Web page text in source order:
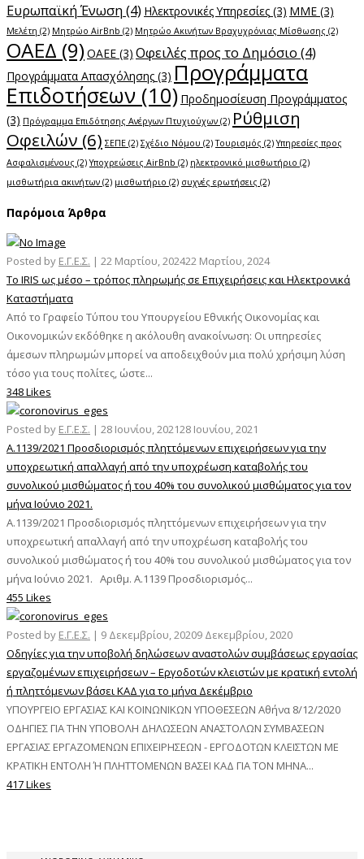
Ευρωπαϊκή Ένωση(4) Ηλεκτρονικές Υπηρεσίες (3) ΜΜΕ (3)
Μελέτη (2) Μητρώο AirBnb (2) Μητρώο Ακινήτων Βραχυχρόνιας Μίσθωσης (2)
ΟΑΕΔ (9) ΟΑΕΕ (3) Οφειλές προς το Δημόσιο (4)
Προγράμματα Απασχόλησης (3) Προγράμματα
Επιδοτήσεων (10) Προδημοσίευση Προγράμματος
(3) Πρόγραμμα Επιδότησης Ανέργων Πτυχιούχων (2) Ρύθμιση
Οφειλών (6) ΣΕΠΕ (2) Σχέδιο Νόμου (2) Τουρισμός (2) Υπηρεσίες προς
Ασφαλισμένους (2) Υποχρεώσεις AirBnb (2) ηλεκτρονικό μισθωτήριο (2)
μισθωτήρια ακινήτων (2) μισθωτήριο (2) συχνές ερωτήσεις (2)
Παρόμοια Άρθρα
Posted by Ε.Γ.Ε.Σ. | 22 Μαρτίου, 202422 Μαρτίου, 2024
Το IRIS ως μέσο – τρόπος πληρωμής σε Επιχειρήσεις και Ηλεκτρονικά
Καταστήματα
Από το Γραφείο Τύπου του Υπουργείου Εθνικής Οικονομίας και
Οικονομικών εκδόθηκε η ακόλουθη ανακοίνωση: Οι υπηρεσίες
άμεσων πληρωμών μπορεί να αποδειχθούν μια πολύ χρήσιμη λύση
τόσο για τους πολίτες, ώστε...
348 Likes
Posted by Ε.Γ.Ε.Σ. | 28 Ιουνίου, 202128 Ιουνίου, 2021
Α.1139/2021 Προσδιορισμός πληττόμενων επιχειρήσεων για την
υποχρεωτική απαλλαγή από την υποχρέωση καταβολής του
συνολικού μισθώματος ή του 40% του συνολικού μισθώματος για τον
μήνα Ιούνιο 2021.
Α.1139/2021 Προσδιορισμός πληττόμενων επιχειρήσεων για την
υποχρεωτική απαλλαγή από την υποχρέωση καταβολής του
συνολικού μισθώματος ή του 40% του συνολικού μισθώματος για τον
μήνα Ιούνιο 2021. Αριθμ. Α.1139 Προσδιορισμός...
455 Likes
Posted by Ε.Γ.Ε.Σ. | 9 Δεκεμβρίου, 20209 Δεκεμβρίου, 2020
Οδηγίες για την υποβολή δηλώσεων αναστολών συμβάσεως εργασίας
εργαζομένων επιχειρήσεων – Εργοδοτών κλειστών με κρατική εντολή
ή πληττόμενων βάσει ΚΑΔ για το μήνα Δεκέμβριο
ΥΠΟΥΡΓΕΙΟ ΕΡΓΑΣΙΑΣ ΚΑΙ ΚΟΙΝΩΝΙΚΩΝ ΥΠΟΘΕΣΕΩΝ Αθήνα 8/12/2020
ΟΔΗΓΙΕΣ ΓΙΑ ΤΗΝ ΥΠΟΒΟΛΗ ΔΗΛΩΣΕΩΝ ΑΝΑΣΤΟΛΩΝ ΣΥΜΒΑΣΕΩΝ
ΕΡΓΑΣΙΑΣ ΕΡΓΑΖΟΜΕΝΩΝ ΕΠΙΧΕΙΡΗΣΕΩΝ - ΕΡΓΟΔΟΤΩΝ ΚΛΕΙΣΤΩΝ ΜΕ
ΚΡΑΤΙΚΗ ΕΝΤΟΛΗ Ή ΠΛΗΤΤΟΜΕΝΩΝ ΒΑΣΕΙ ΚΑΔ ΓΙΑ ΤΟΝ ΜΗΝΑ...
417 Likes